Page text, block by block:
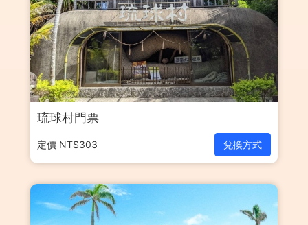
琉球村門票
定價 NT$303 兌換方式